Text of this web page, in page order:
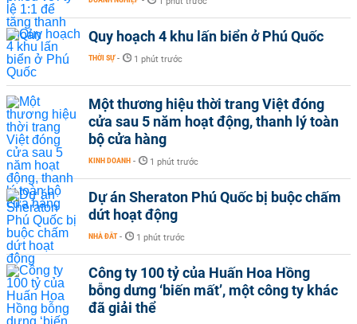
Quy hoạch 4 khu lấn biển ở Phú Quốc
THỜI SỰ - 1 phút trước
Một thương hiệu thời trang Việt đóng
cửa sau 5 năm hoạt động, thanh lý toàn
bộ cửa hàng
KINH DOANH - 1 phút trước
Dự án Sheraton Phú Quốc bị buộc chấm
dứt hoạt động
NHÀ ĐẤT - 1 phút trước
Công ty 100 tỷ của Huấn Hoa Hồng
bỗng dưng ‘biến mất’, một công ty khác
đã giải thể